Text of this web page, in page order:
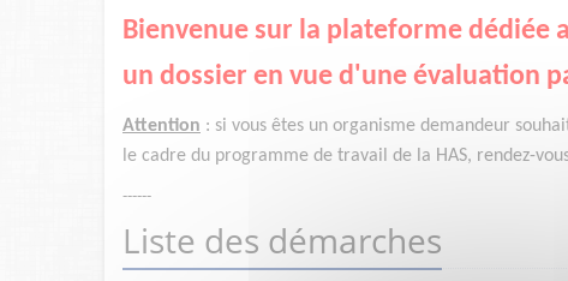
Bienvenue sur la plateforme dédiée
un dossier en vue d'une évaluation
Attention : si vous êtes un organisme demandeur
le cadre du programme de travail de la HAS, rendez-
------
Liste des démarches